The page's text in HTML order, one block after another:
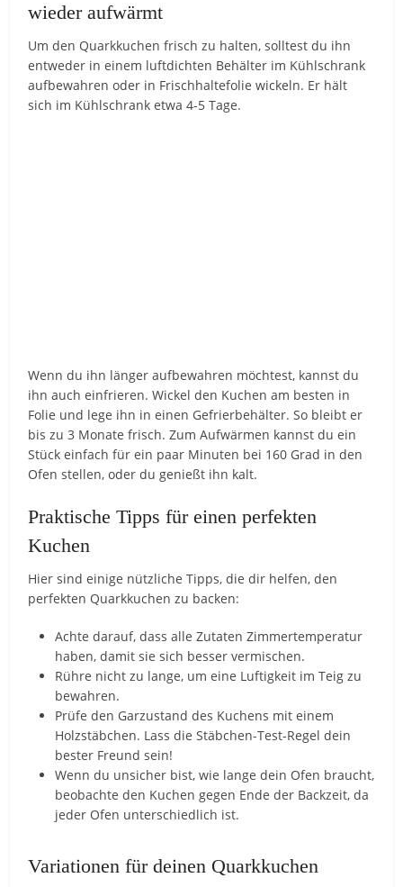
wieder aufwärmt
Um den Quarkkuchen frisch zu halten, solltest du ihn
entweder in einem luftdichten Behälter im Kühlschrank
aufbewahren oder in Frischhaltefolie wickeln. Er hält
sich im Kühlschrank etwa 4-5 Tage.
Wenn du ihn länger aufbewahren möchtest, kannst du
ihn auch einfrieren. Wickel den Kuchen am besten in
Folie und lege ihn in einen Gefrierbehälter. So bleibt er
bis zu 3 Monate frisch. Zum Aufwärmen kannst du ein
Stück einfach für ein paar Minuten bei 160 Grad in den
Ofen stellen, oder du genießt ihn kalt.
Praktische Tipps für einen perfekten
Kuchen
Hier sind einige nützliche Tipps, die dir helfen, den
perfekten Quarkkuchen zu backen:
Achte darauf, dass alle Zutaten Zimmertemperatur
haben, damit sie sich besser vermischen.
Rühre nicht zu lange, um eine Luftigkeit im Teig zu
bewahren.
Prüfe den Garzustand des Kuchens mit einem
Holzstäbchen. Lass die Stäbchen-Test-Regel dein
bester Freund sein!
Wenn du unsicher bist, wie lange dein Ofen braucht,
beobachte den Kuchen gegen Ende der Backzeit, da
jeder Ofen unterschiedlich ist.
Variationen für deinen Quarkkuchen